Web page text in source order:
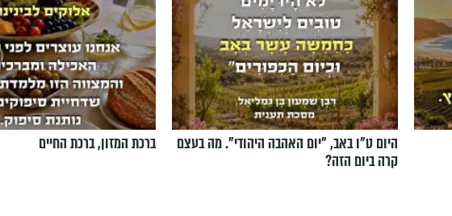
היום ט"ו באב, ”יום האהבה היהודי". מה בעצם
קרה ביום הזה?
ברכת המזון, ברכת החיים